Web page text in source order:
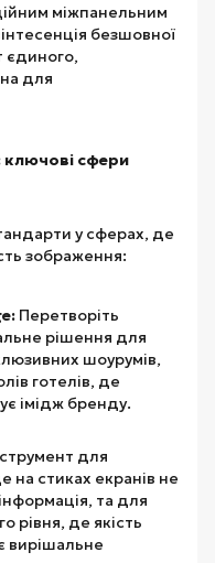
міжпанельним
безшовної
єдиного,
для
ключові сфери
у сферах, де
зображення:
Перетворіть
рішення для
шоурумів,
готелів, де
імідж бренду.
для
на стиках екранів не
та для
рівня, де якість
вирішальне